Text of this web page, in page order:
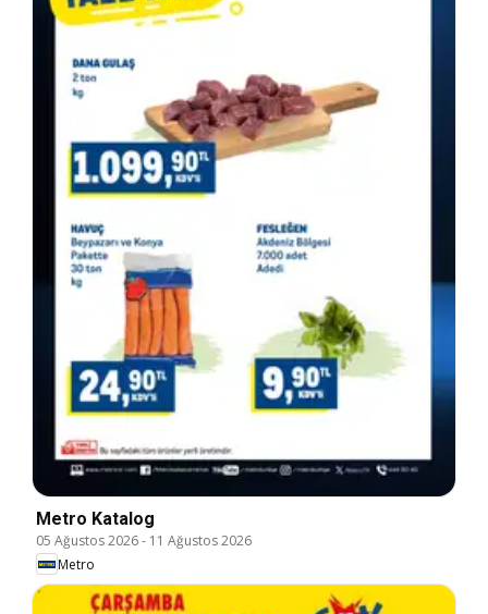
Metro Katalog
05 Ağustos 2026- 11 Ağustos 2026
Metro